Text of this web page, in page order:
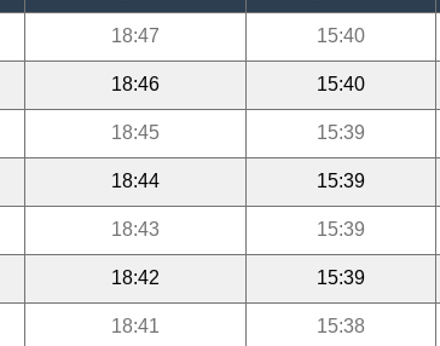
15:40
18:47
15:40
18:46
15:39
18:45
15:39
18:44
15:39
18:43
15:39
18:42
15:38
18:41